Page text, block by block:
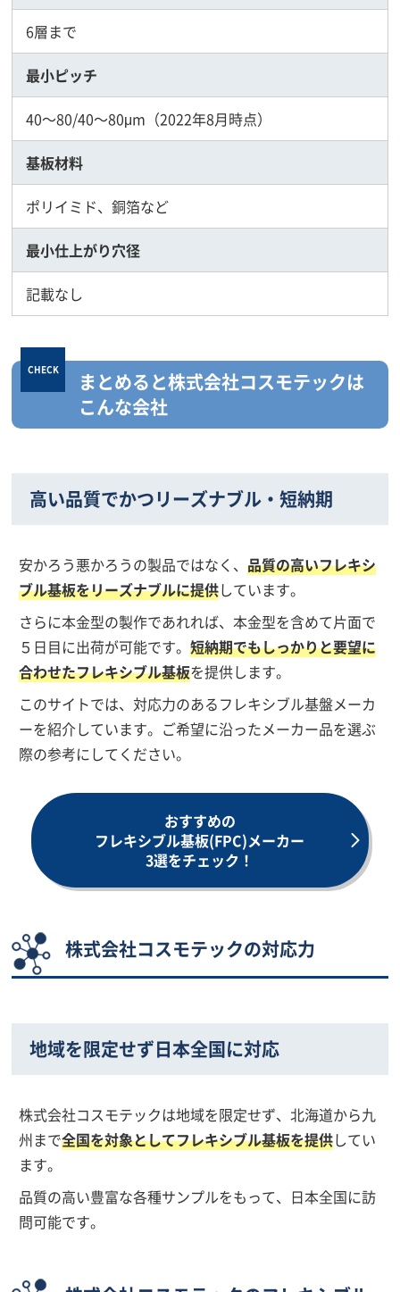
6層まで
最小ピッチ
40～80/40～80μm（2022年8月時点）
基板材料
ポリイミド、銅箔など
最小仕上がり穴径
記載なし
まとめると株式会社コスモテックは
こんな会社
高い品質でかつリーズナブル・短納期
安かろう悪かろうの製品ではなく、品質の高いフレキシ
ブル基板をリーズナブルに提供しています。
さらに本金型の製作であれれば、本金型を含めて片面で
５日目に出荷が可能です。短納期でもしっかりと要望に
合わせたフレキシブル基板を提供します。
このサイトでは、対応力のあるフレキシブル基盤メーカ
ーを紹介しています。ご希望に沿ったメーカー品を選ぶ
際の参考にしてください。
おすすめの
フレキシブル基板(FPC)メーカー
3選をチェック！
株式会社コスモテックの対応力
地域を限定せず日本全国に対応
株式会社コスモテックは地域を限定せず、北海道から九
州まで全国を対象としてフレキシブル基板を提供してい
ます。
品質の高い豊富な各種サンプルをもって、日本全国に訪
問可能です。